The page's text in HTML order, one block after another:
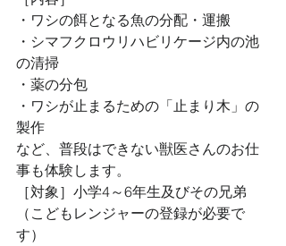
・ワシの餌となる魚の分配・運搬
・シマフクロウリハビリケージ内の池
の清掃
・薬の分包
・ワシが止まるための「止まり木」の
製作
など、普段はできない獣医さんのお仕
事も体験します。
［対象］小学4～6年生及びその兄弟
（こどもレンジャーの登録が必要で
す）